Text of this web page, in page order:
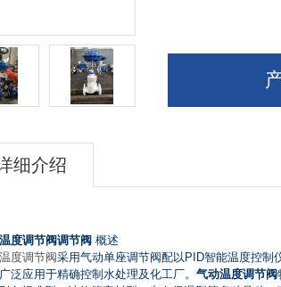
细介绍
度调节阀调节阀 概述
度调节阀采用气动单座调节阀配以PID智能温度控制
泛应用于精确控制水处理及化工厂。 气动温度调节阀